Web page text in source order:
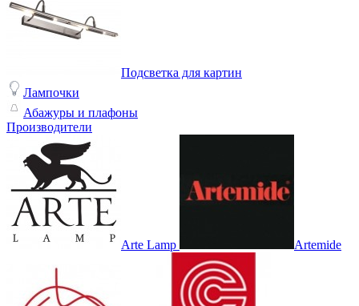
Подсветка для картин
Лампочки
Абажуры и плафоны
Производители
Arte Lamp Artemide